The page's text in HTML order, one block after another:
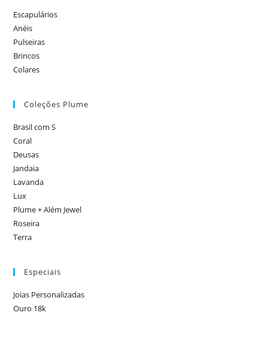
Escapulários
Anéis
Pulseiras
Brincos
Colares
Coleções Plume
Brasil com S
Coral
Deusas
Jandaia
Lavanda
Lux
Plume + Além Jewel
Roseira
Terra
Especiais
Joias Personalizadas
Ouro 18k